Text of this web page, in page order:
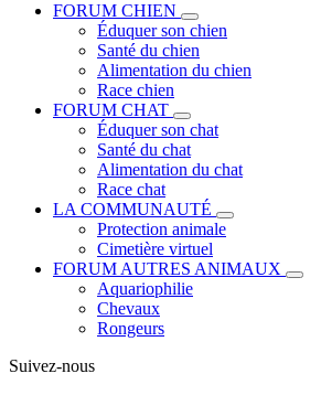
FORUM CHIEN
Éduquer son chien
Santé du chien
Alimentation du chien
Race chien
FORUM CHAT
Éduquer son chat
Santé du chat
Alimentation du chat
Race chat
LA COMMUNAUTÉ
Protection animale
Cimetière virtuel
FORUM AUTRES ANIMAUX
Aquariophilie
Chevaux
Rongeurs
Suivez-nous